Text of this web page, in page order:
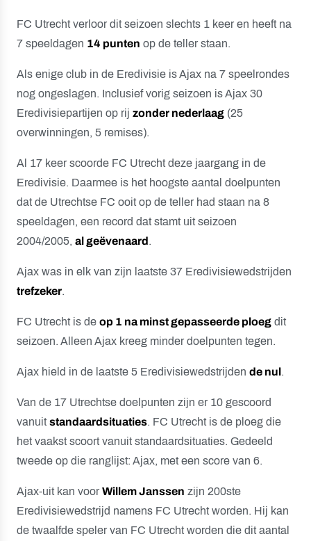
FC Utrecht verloor dit seizoen slechts 1 keer en heeft na
7 speeldagen 14 punten op de teller staan.
Als enige club in de Eredivisie is Ajax na 7 speelrondes
nog ongeslagen. Inclusief vorig seizoen is Ajax 30
Eredivisiepartijen op rij zonder nederlaag (25
overwinningen, 5 remises).
Al 17 keer scoorde FC Utrecht deze jaargang in de
Eredivisie. Daarmee is het hoogste aantal doelpunten
dat de Utrechtse FC ooit op de teller had staan na 8
speeldagen, een record dat stamt uit seizoen
2004/2005, al geëvenaard.
Ajax was in elk van zijn laatste 37 Eredivisiewedstrijden
trefzeker.
FC Utrecht is de op 1 na minst gepasseerde ploeg dit
seizoen. Alleen Ajax kreeg minder doelpunten tegen.
Ajax hield in de laatste 5 Eredivisiewedstrijden de nul.
Van de 17 Utrechtse doelpunten zijn er 10 gescoord
vanuitstandaardsituaties. FC Utrecht is de ploeg die
het vaakst scoort vanuit standaardsituaties. Gedeeld
tweede op die ranglijst: Ajax, met een score van 6.
Ajax-uit kan voorWillem Janssen zijn 200ste
Eredivisiewedstrijd namens FC Utrecht worden. Hij kan
de twaalfde speler van FC Utrecht worden die dit aantal